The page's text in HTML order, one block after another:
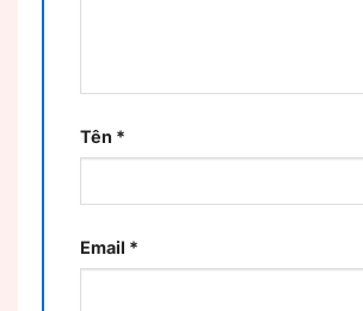
Tên *
Email *